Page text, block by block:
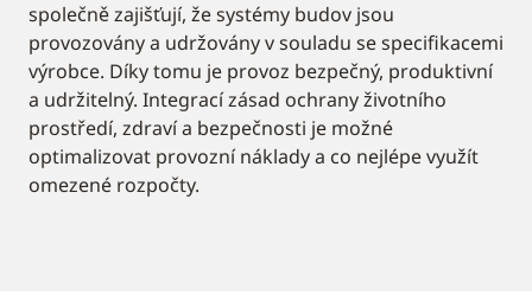
společně zajišťují, že systémy budov jsou
provozovány a udržovány v souladu se specifikacemi
výrobce. Díky tomu je provoz bezpečný, produktivní
a udržitelný. Integrací zásad ochrany životního
prostředí, zdraví a bezpečnosti je možné
optimalizovat provozní náklady a co nejlépe využít
omezené rozpočty.